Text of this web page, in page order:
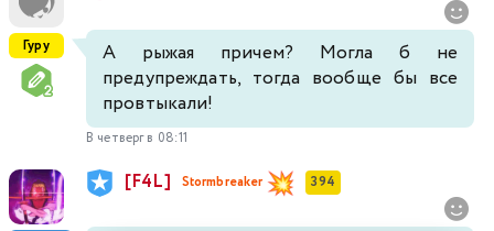
Гуру
А рыжая причем? Могла б не
предупреждать, тогда вообще бы все
провтыкали!
В четверг в 08:11
[F4L] Stormbreaker 394